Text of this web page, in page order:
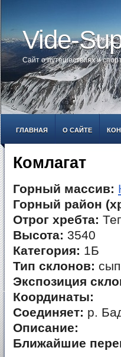
Vide-
Сайт о путешествиях и
ГЛАВНАЯ О САЙТЕ
Комлагат
Горный массив:
Горный район
Отрог хребта:
Высота: 3540
Категория: 1Б
Тип склонов:
Экспозиция
Координаты:
Соединяет: р.
Описание:
Ближайшие